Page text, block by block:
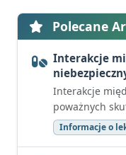
Polecane
Interakcje
Interakcje
poważnych
Informacje o